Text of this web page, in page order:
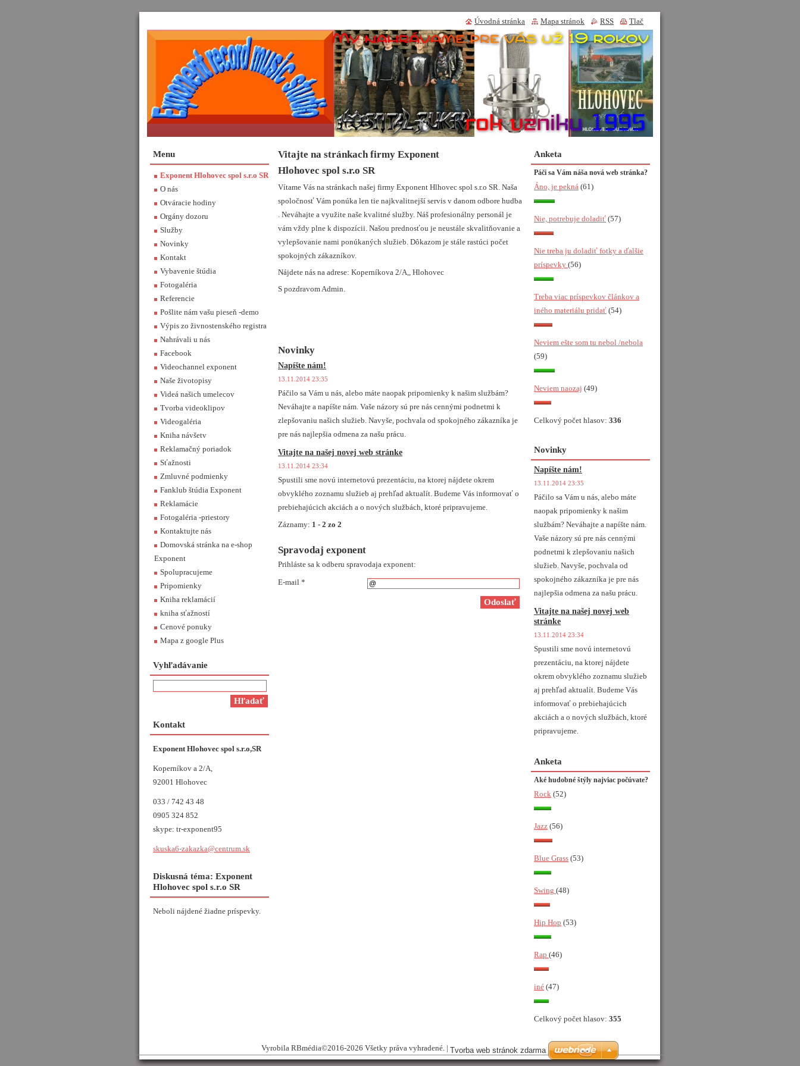
Vitajte na stránkach firmy Exponent
Hlohovec spol s.r.o SR
Vítame Vás na stránkach našej firmy Exponent Hlhovec spol s.r.o SR. Naša
spoločnosť Vám ponúka len tie najkvalitnejší servis v danom odbore hudba
. Neváhajte a využite naše kvalitné služby. Náš profesionálny personál je
vám vždy plne k dispozícii. Našou prednosťou je neustále skvalitňovanie a
vylepšovanie nami ponúkaných služieb. Dôkazom je stále rastúci počet
spokojných zákazníkov.
Nájdete nás na adrese: Koperníkova 2/A,, Hlohovec
S pozdravom Admin.
Novinky
Napíšte nám!
13.11.2014 23:35
Páčilo sa Vám u nás, alebo máte naopak pripomienky k našim službám?
Neváhajte a napíšte nám. Vaše názory sú pre nás cennými podnetmi k
zlepšovaniu našich služieb. Navyše, pochvala od spokojného zákazníka je
pre nás najlepšia odmena za našu prácu.
Vitajte na našej novej web stránke
13.11.2014 23:34
Spustili sme novú internetovú prezentáciu, na ktorej nájdete okrem
obvyklého zoznamu služieb aj prehľad aktualít. Budeme Vás informovať o
prebiehajúcich akciách a o nových službách, ktoré pripravujeme.
Záznamy: 1 - 2 zo 2
Spravodaj exponent
Prihláste sa k odberu spravodaja exponent:
E-mail *
Anketa
Páči sa Vám náša nová web stránka?
Áno, je pekná (61)
Nie, potrebuje doladiť (57)
Nie treba ju doladiť fotky a ďalšie
príspevky (56)
Treba viac príspevkov článkov a
iného materiálu pridať (54)
Neviem ešte som tu nebol /nebola
(59)
Neviem naozaj (49)
Celkový počet hlasov: 336
Novinky
Napíšte nám!
13.11.2014 23:35
Páčilo sa Vám u nás, alebo máte
naopak pripomienky k našim
službám? Neváhajte a napíšte nám.
Vaše názory sú pre nás cennými
podnetmi k zlepšovaniu našich
služieb. Navyše, pochvala od
spokojného zákazníka je pre nás
najlepšia odmena za našu prácu.
Vitajte na našej novej web
stránke
13.11.2014 23:34
Spustili sme novú internetovú
prezentáciu, na ktorej nájdete
okrem obvyklého zoznamu služieb
aj prehľad aktualít. Budeme Vás
informovať o prebiehajúcich
akciách a o nových službách, ktoré
pripravujeme.
Anketa
Aké hudobné štýly najviac počúvate?
Rock (52)
Jazz (56)
Blue Grass (53)
Swing (48)
Hip Hop (53)
Rap (46)
iné (47)
Celkový počet hlasov: 355
Menu
Exponent Hlohovec spol s.r.o SR
O nás
Otváracie hodiny
Orgány dozoru
Služby
Novinky
Kontakt
Vybavenie štúdia
Fotogaléria
Referencie
Pošlite nám vašu pieseň -demo
Výpis zo živnostenského registra
Nahrávali u nás
Facebook
Videochannel exponent
Naše životopisy
Videá našich umelecov
Tvorba videoklipov
Videogaléria
Kniha návšetv
Reklamačný poriadok
Sťažnosti
Zmluvné podmienky
Fanklub štúdia Exponent
Reklamácie
Fotogaléria -priestory
Kontaktujte nás
Domovská stránka na e-shop
Exponent
Spolupracujeme
Pripomienky
Kniha reklamácií
kniha sťažností
Cenové ponuky
Mapa z google Plus
Vyhľadávanie
Kontakt
Exponent Hlohovec spol s.r.o,SR
Koperníkov a 2/A,
92001 Hlohovec
033 / 742 43 48
0905 324 852
skype: tr-exponent95
skuska6-zakazka@centrum.sk
Diskusná téma: Exponent
Hlohovec spol s.r.o SR
Neboli nájdené žiadne príspevky.
Úvodná stránka Mapa stránok RSS Tlač
Vyrobila RBmédia©2016-2026 Všetky práva vyhradené. Tvorba web stránok zdarma